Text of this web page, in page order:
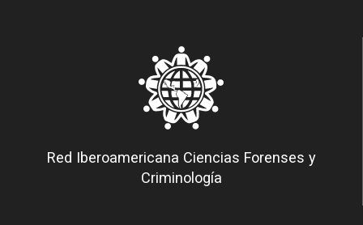
Red Iberoamericana Ciencias Forenses y
Criminología